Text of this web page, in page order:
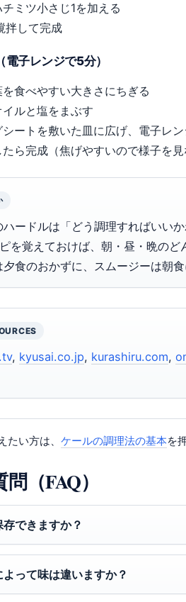
ミツ小さじ1を加える
拌して完成
子レンジで5分）
食べやすい大きさにちぎる
ルと塩をまぶす
シートを敷いた皿に広げ、電子レ
ら完成（焦げやすいので様子を
ードルは「どう調理すればいい
を覚えておけば、朝・昼・晩の
夕食のおかずに、スムージーは朝
, kyusai.co.jp, kurashiru.com,
たい方は、 ケールの調理法の基本を
（FAQ）
できますか？
って味は違いますか？